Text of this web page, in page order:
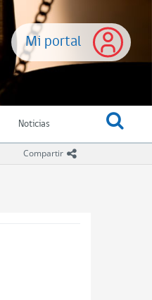
Mi portal
Noticias
Compartir icono compartir